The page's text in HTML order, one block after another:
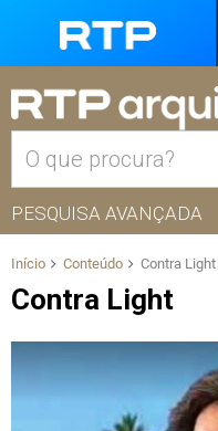
PESQUISA AVANÇADA
Início Conteúdo Contra Light
Contra Light